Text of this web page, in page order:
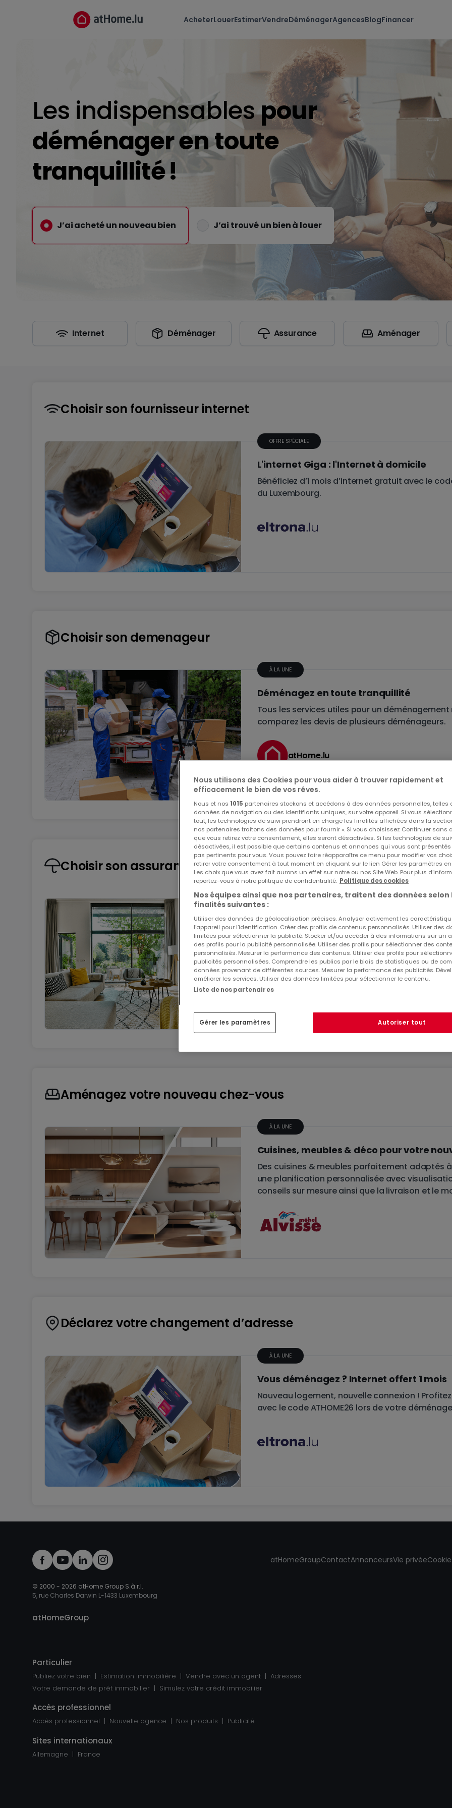
AcheterLouerEstimerVendreDéménagerAgencesBlogFinancer
Les indispensablespour
déménager en toute
tranquillité !
J’ai acheté un nouveau bien J’ai trouvé un bien à louer
Internet Déménager Assurance Aménager
Choisir son fournisseur internet
OFFRE SPÉCIALE
L'internet Giga : l'Internet à domicile
Bénéficiez d’1 mois d’internet gratuit avec le
du Luxembourg.
Choisir son demenageur
À LA UNE
Déménagez en toute tranquillité
Tous les services utiles pour un
comparez les devis de plusieurs déménageurs.
atHome.lu
Choisir son assurance habitation
À LA UNE
easyPROTECT Habitation
L’assurance multirisques qui s’adapte à vos
simplifiant la vie. Vous souhaitez une
au choix ? Vous préférez plutôt une formule
Aménagez votre nouveau chez-vous
À LA UNE
Cuisines, meubles & déco pour votre
Des cuisines & meubles parfaitement adaptés
une planification personnalisée avec
conseils sur mesure ainsi que la livraison et le
Déclarez votre changement d’adresse
À LA UNE
Vous déménagez ? Internet offert 1 mois
Nouveau logement, nouvelle connexion !
avec le code ATHOME26 lors de votre
atHomeGroupContactAnnonceursVie privéeCookie
© 2000 - 2026 atHome Group S.à.r.l.
5, rue Charles Darwin L-1433 Luxembourg
atHomeGroup
Particulier
Publiez votre bien Estimation immobilière Vendre avec un agent
Adresses
Votre demande de prêt immobilier
Simulez votre crédit immobilier
Accès professionnel
Accès professionnel Nouvelle agence Nos produits Publicité
Sites internationaux
Allemagne France
Nous utilisons des Cookies pour vous aider à trouver rapidement et
efficacement le bien de vos rêves.
Nous et nos 1015 partenaires stockons et accédons à des données personnelles, telles
données de navigation ou des identifiants uniques, sur votre appareil. Si vous
tout, les technologies de suivi prendront en charge les finalités affichées dans la
nos partenaires traitons des données pour fournir ». Si vous choisissez Continuer sans
que vous retirez votre consentement, elles seront désactivées. Si les technologies de
désactivées, il est possible que certains contenus et annonces qui vous sont
pas pertinents pour vous. Vous pouvez faire réapparaître ce menu pour modifier vos
retirer votre consentement à tout moment en cliquant sur le lien Gérer les paramètres
Les choix que vous avez fait aurons un effet sur notre ou nos Site Web. Pour plus
reportez-vous à notre politique de confidentialité. Politique des cookies
Nos équipes ainsi que nos partenaires, traitent des données selon
finalités suivantes :
Utiliser des données de géolocalisation précises. Analyser activement les
l’appareil pour l’identification. Créer des profils de contenus personnalisés. Utiliser des
limitées pour sélectionner la publicité. Stocker et/ou accéder à des informations sur un
des profils pour la publicité personnalisée. Utiliser des profils pour sélectionner des
personnalisés. Mesurer la performance des contenus. Utiliser des profils pour
publicités personnalisées. Comprendre les publics par le biais de statistiques ou de
données provenant de différentes sources. Mesurer la performance des publicités.
améliorer les services. Utiliser des données limitées pour sélectionner le contenu.
Liste de nos partenaires
Gérer les paramètres Autoriser tout